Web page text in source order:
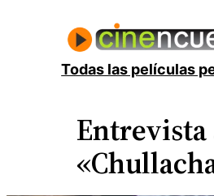
contenidoTodas las películas